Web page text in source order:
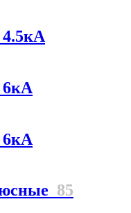
85